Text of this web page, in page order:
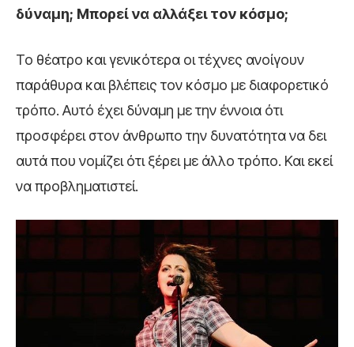
δύναμη; Μπορεί να αλλάξει τον κόσμο;
Το θέατρο και γενικότερα οι τέχνες ανοίγουν
παράθυρα και βλέπεις τον κόσμο με διαφορετικό
τρόπο. Αυτό έχει δύναμη με την έννοια ότι
προσφέρει στον άνθρωπο την δυνατότητα να δει
αυτά που νομίζει ότι ξέρει με άλλο τρόπο. Και εκεί
να προβληματιστεί.